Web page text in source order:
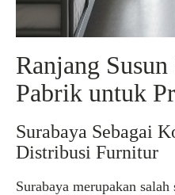
Ranjang
Pabrik untuk
Surabaya Sebagai
Distribusi Furnitur
Surabaya merupakan